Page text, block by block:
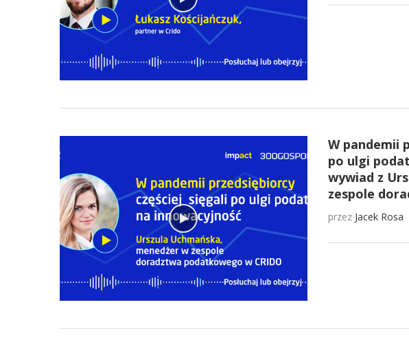
W pandemii
po ulgi
wywiad z
zespole
przez Jacek Rosa